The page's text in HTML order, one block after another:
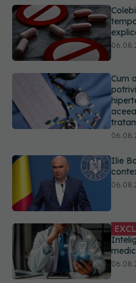
Cum
Ilie
Trei
după